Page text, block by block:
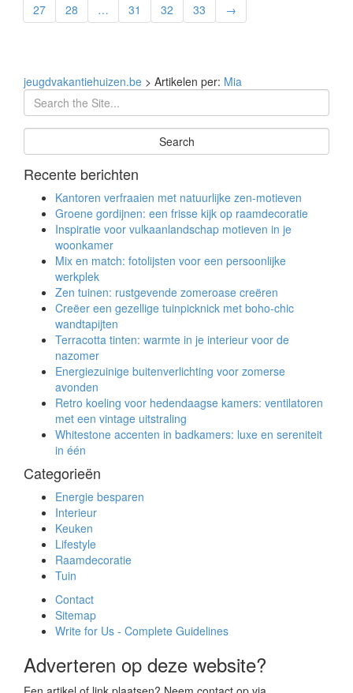
27 28 … 31 32 33 →
jeugdvakantiehuizen.be > Artikelen per: Mia
Recente berichten
Kantoren verfraaien met natuurlijke zen-motieven
Groene gordijnen: een frisse kijk op raamdecoratie
Inspiratie voor vulkaanlandschap motieven in je
woonkamer
Mix en match: fotolijsten voor een persoonlijke
werkplek
Zen tuinen: rustgevende zomeroase creëren
Creëer een gezellige tuinpicknick met boho-chic
wandtapijten
Terracotta tinten: warmte in je interieur voor de
nazomer
Energiezuinige buitenverlichting voor zomerse
avonden
Retro koeling voor hedendaagse kamers: ventilatoren
met een vintage uitstraling
Whitestone accenten in badkamers: luxe en sereniteit
in één
Categorieën
Energie besparen
Interieur
Keuken
Lifestyle
Raamdecoratie
Tuin
Contact
Sitemap
Write for Us - Complete Guidelines
Adverteren op deze website?